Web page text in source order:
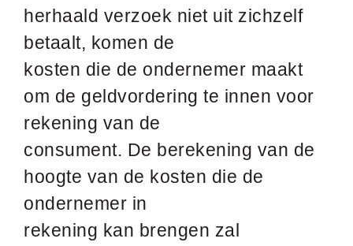
herhaald verzoek niet uit zichzelf
betaalt, komen de
kosten die de ondernemer maakt
om de geldvordering te innen voor
rekening van de
consument. De berekening van de
hoogte van de kosten die de
ondernemer in
rekening kan brengen zal